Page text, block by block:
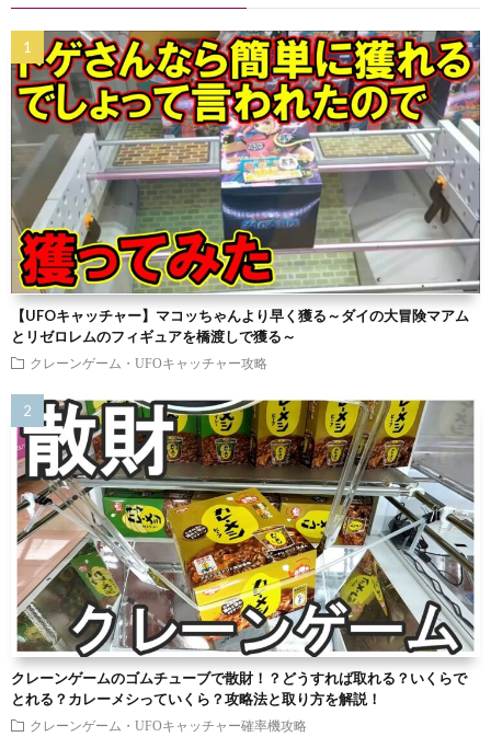
【UFOキャッチャー】マコッちゃんより早く獲る～ダイの大冒険マアム
とリゼロレムのフィギュアを橋渡しで獲る～
クレーンゲーム・UFOキャッチャー攻略
クレーンゲームのゴムチューブで散財！？どうすれば取れる？いくらで
とれる？カレーメシっていくら？攻略法と取り方を解説！
クレーンゲーム・UFOキャッチャー確率機攻略